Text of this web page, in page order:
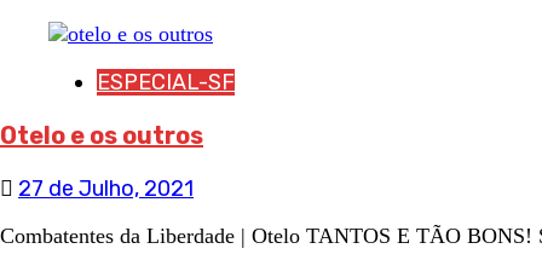
ESPECIAL-SF
Otelo e os outros
27 de Julho, 2021
Combatentes da Liberdade | Otelo TANTOS E TÃO